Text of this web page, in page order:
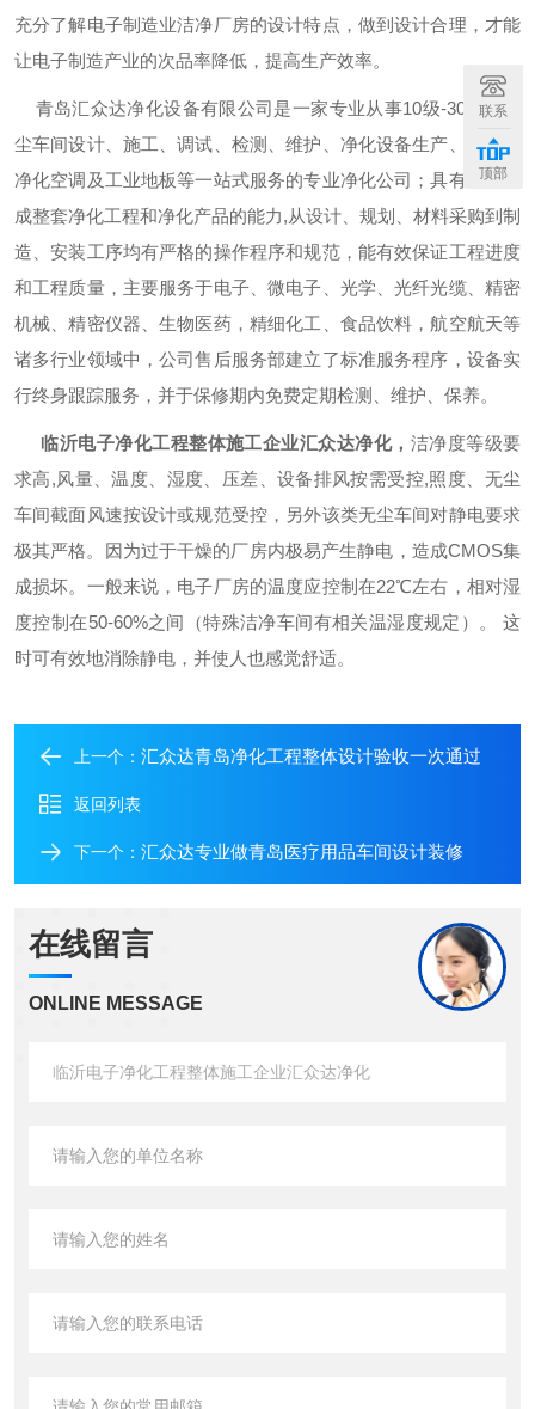
充分了解电子制造业洁净厂房的设计特点，做到设计合理，才能
让电子制造产业的次品率降低，提高生产效率。
青岛汇众达净化设备有限公司是一家专业从事10级-30
万级无
尘车间设计、施工、调试、检测、维护、净化设备生产、销售、
净化空调及工业地板等一站式服务的专业净化公司；具有独立完
成整套净化工程和净化产品的能力,从设计、规划、材料采购到制
造、安装工序均有严格的操作程序和规范，能有效保证工程进度
和工程质量，主要服务于电子、微电子、光学、光纤光缆、精密
机械、精密仪器、生物医药，精细化工、食品饮料，航空航天等
诸多行业领域中，公司售后服务部建立了标准服务程序，设备实
行终身跟踪服务，并于保修期内免费定期检测、维护、保养。
临沂电子净化工程整体施工企业汇众达净化， 洁净度等级要
求高,风量、温度、湿度、压差、设备排风按需受控,照度、 无尘
车间截面风速按设计或规范受控，另外该类无尘车间对静电要求
极其严格。因为过于干燥的厂房内极易产生静电，造成CMOS集
成损坏。一般来说，电子厂房的温度应控制在22℃左右，相对湿
度控制在50-60%之间（特殊洁净车间有相关温湿度规定）。
这
时可有效地消除静电，并使人也感觉舒适。
上一个： 汇众达青岛净化工程整体设计验收一次通过
返回列表
下一个： 汇众达专业做青岛医疗用品车间设计装修
在线留言
ONLINE MESSAGE
联系
顶部